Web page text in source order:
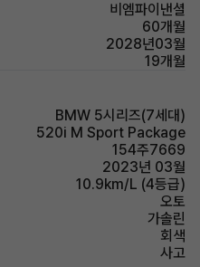
비엠파이낸셜
60개월
2028년03월
19개월
BMW 5시리즈(7세대)
520i M Sport Package
154주7669
2023년 03월
10.9km/L (4등급)
오토
가솔린
회색
사고